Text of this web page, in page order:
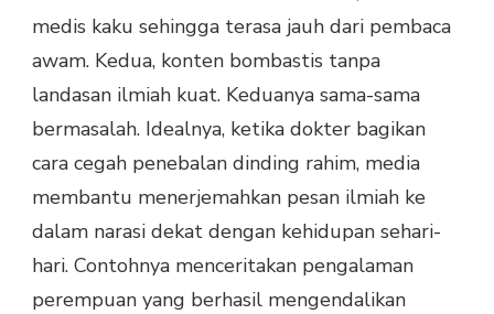
medis kaku sehingga terasa jauh dari pembaca
awam. Kedua, konten bombastis tanpa
landasan ilmiah kuat. Keduanya sama-sama
bermasalah. Idealnya, ketika dokter bagikan
cara cegah penebalan dinding rahim, media
membantu menerjemahkan pesan ilmiah ke
dalam narasi dekat dengan kehidupan sehari-
hari. Contohnya menceritakan pengalaman
perempuan yang berhasil mengendalikan